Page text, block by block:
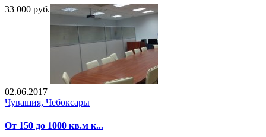
33 000 руб.
02.06.2017
Чувашия, Чебоксары
От 150 до 1000 кв.м к...